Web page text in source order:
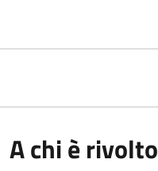
A chi è rivolto